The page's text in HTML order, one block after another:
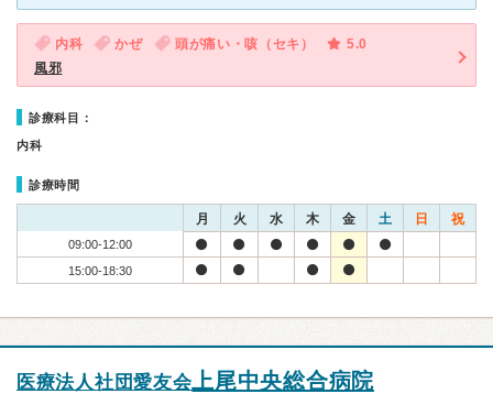
内科 かぜ 頭が痛い・咳（セキ）
5.0
風邪
診療科目：
内科
診療時間
月 火 水 木 金 土 日 祝
09:00-12:00
15:00-18:30
医療法人社団愛友会上尾中央総合病院